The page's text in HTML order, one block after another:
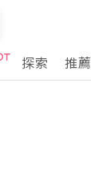
探索 推